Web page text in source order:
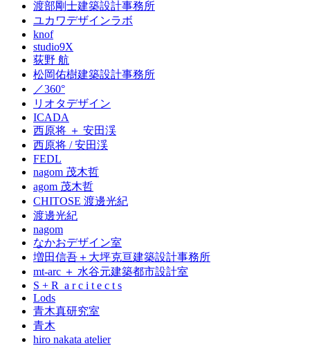
渡部剛士建築設計事務所
ユカワデザインラボ
knof
studio9X
荻野 航
松岡佑樹建築設計事務所
／360°
リオタデザイン
ICADA
西原将 ＋ 安田渓
西原将 / 安田渓
FEDL
nagom 茂木哲
agom 茂木哲
CHITOSE 渡邊光紀
渡邊光紀
nagom
なかおデザイン室
増田信吾＋大坪克亘建築設計事務所
mt-arc ＋ 水谷元建築都市設計室
S + R a r c i t e c t s
Lods
青木真研究室
青木
hiro nakata atelier